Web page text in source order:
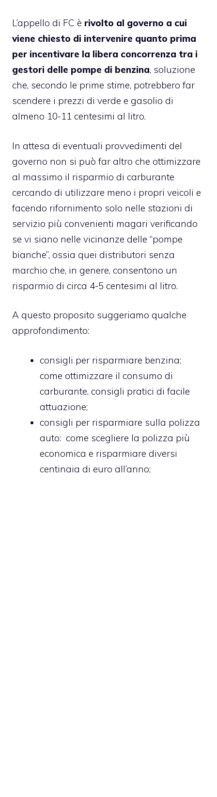
L’appello di FC è rivolto al governo a cui
viene chiesto di intervenire quanto prima
per incentivare la libera concorrenza tra i
gestori delle pompe di benzina, soluzione
che, secondo le prime stime, potrebbero far
scendere i prezzi di verde e gasolio di
almeno 10-11 centesimi al litro.
In attesa di eventuali provvedimenti del
governo non si può far altro che ottimizzare
al massimo il risparmio di carburante
cercando di utilizzare meno i propri veicoli e
facendo rifornimento solo nelle stazioni di
servizio più convenienti magari verificando
se vi siano nelle vicinanze delle “pompe
bianche”, ossia quei distributori senza
marchio che, in genere, consentono un
risparmio di circa 4-5 centesimi al litro.
A questo proposito suggeriamo qualche
approfondimento:
consigli per risparmiare benzina:
come ottimizzare il consumo di
carburante, consigli pratici di facile
attuazione;
consigli per risparmiare sulla polizza
auto: come scegliere la polizza più
economica e risparmiare diversi
centinaia di euro all’anno;